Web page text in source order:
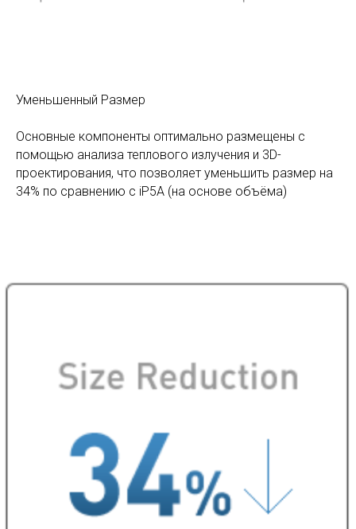
Уменьшенный Размер
Основные компоненты оптимально размещены с
помощью анализа теплового излучения и 3D-
проектирования, что позволяет уменьшить размер на
34% по сравнению с iP5A (на основе объёма)